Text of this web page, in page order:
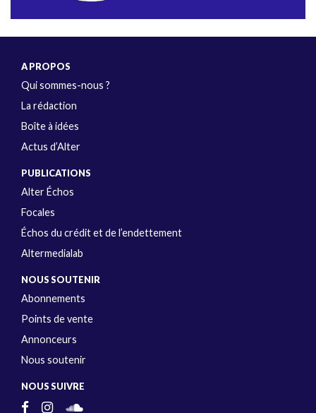
A PROPOS
Qui sommes-nous ?
La rédaction
Boîte à idées
Actus d’Alter
PUBLICATIONS
Alter Échos
Focales
Échos du crédit et de l’endettement
Altermedialab
NOUS SOUTENIR
Abonnements
Points de vente
Annonceurs
Nous soutenir
NOUS SUIVRE